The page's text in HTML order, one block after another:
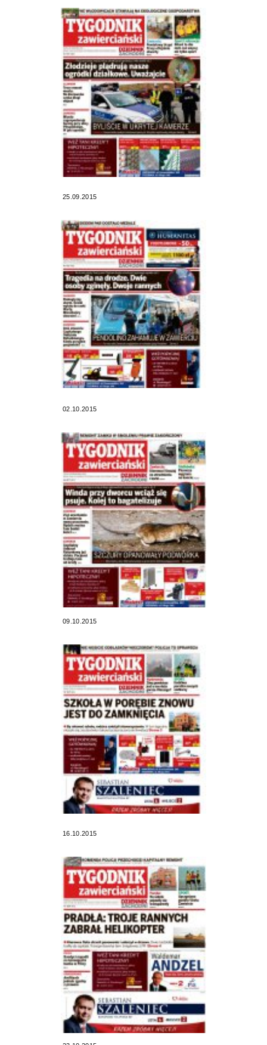
25.09.2015
02.10.2015
09.10.2015
16.10.2015